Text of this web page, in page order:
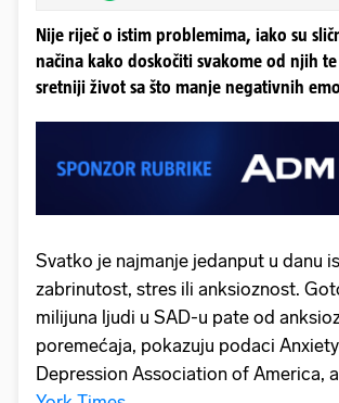
Nije riječ o istim problemima, iako su
načina kako doskočiti svakome od njih
sretniji život sa što manje negativnih
Svatko je najmanje jedanput u danu
zabrinutost, stres ili anksioznost.
milijuna ljudi u SAD-u pate od
poremećaja, pokazuju podaci
Depression Association of America,